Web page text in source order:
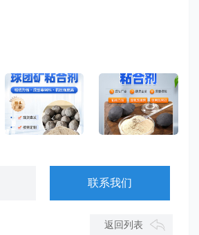
、饲料、石油钻井、肥料、制香、
联系我们
返回列表